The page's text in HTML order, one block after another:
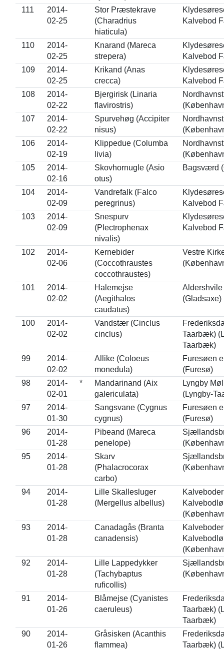
111
2014-
02-25
Stor Præstekrave
(Charadrius
hiaticula)
Kalvebod
110
2014-
02-25
Knarand (Mareca
strepera)
Kalvebod
109
2014-
02-25
Krikand (Anas
crecca)
Kalvebod
108
2014-
02-22
Bjergirisk (Linaria
flavirostris)
107
2014-
02-22
Spurvehøg (Accipiter
nisus)
106
2014-
02-19
Klippedue (Columba
livia)
105
2014-
02-16
Skovhornugle (Asio
otus)
Bagsværd
104
2014-
02-09
Vandrefalk (Falco
peregrinus)
Kalvebod
103
2014-
02-09
Snespurv
(Plectrophenax
nivalis)
Kalvebod
102
2014-
02-06
Kernebider
(Coccothraustes
coccothraustes)
Vestre
101
2014-
02-02
Halemejse
(Aegithalos
caudatus)
(Gladsaxe)
100
2014-
02-02
Vandstær (Cinclus
cinclus)
Taarbæk)
Taarbæk)
99
2014-
02-02
Allike (Coloeus
monedula)
Furesøen
(Furesø)
98
2014-
02-01
*
Mandarinand (Aix
galericulata)
Lyngby
(Lyngby-
97
2014-
01-30
Sangsvane (Cygnus
cygnus)
Furesøen
(Furesø)
96
2014-
01-28
Pibeand (Mareca
penelope)
95
2014-
01-28
Skarv
(Phalacrocorax
carbo)
94
2014-
01-28
Lille Skallesluger
(Mergellus albellus)
93
2014-
01-28
Canadagås (Branta
canadensis)
92
2014-
01-28
Lille Lappedykker
(Tachybaptus
ruficollis)
91
2014-
01-26
Blåmejse (Cyanistes
caeruleus)
Taarbæk)
Taarbæk)
90
2014-
01-26
Gråsisken (Acanthis
flammea)
Taarbæk)